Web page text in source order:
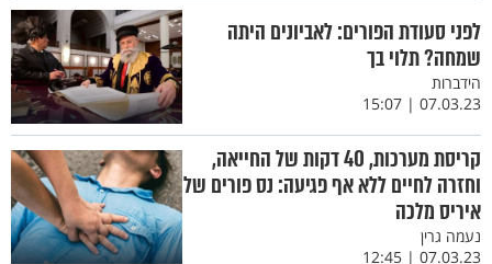
לפני סעודת הפורים: לאביונים היתה
שמחה? תלוי בך
הידברות
07.03.23 | 15:07
קריסת מערכות, 40 דקות של החייאה,
וחזרה לחיים ללא אף פגיעה: נס פורים של
איריס מלכה
נעמה גרין
07.03.23 | 12:45